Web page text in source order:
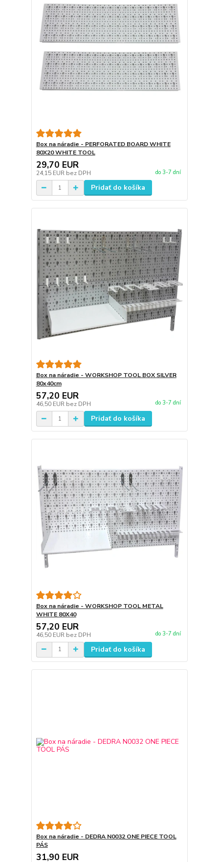
Box na náradie - PERFORATED BOARD WHITE
80X20 WHITE TOOL
29,70 EUR
24,15 EUR bez DPH do 3-7 dní
Pridať do košíka
Box na náradie - WORKSHOP TOOL BOX SILVER
80x40cm
57,20 EUR
46,50 EUR bez DPH do 3-7 dní
Pridať do košíka
Box na náradie - WORKSHOP TOOL METAL
WHITE 80X40
57,20 EUR
46,50 EUR bez DPH do 3-7 dní
Pridať do košíka
Box na náradie - DEDRA N0032 ONE PIECE TOOL
PÁS
31,90 EUR